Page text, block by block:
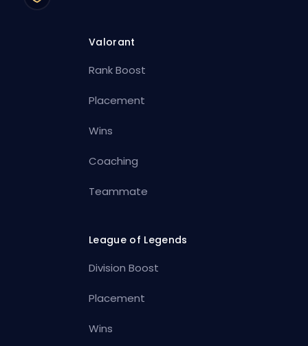
Valorant
Rank Boost
Placement
Wins
Coaching
Teammate
League of Legends
Division Boost
Placement
Wins